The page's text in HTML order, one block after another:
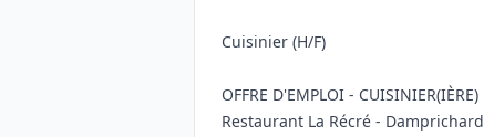
Cuisinier (H/F)
OFFRE D'EMPLOI - CUISINIER(IÈRE)
Restaurant La Récré - Damprichard